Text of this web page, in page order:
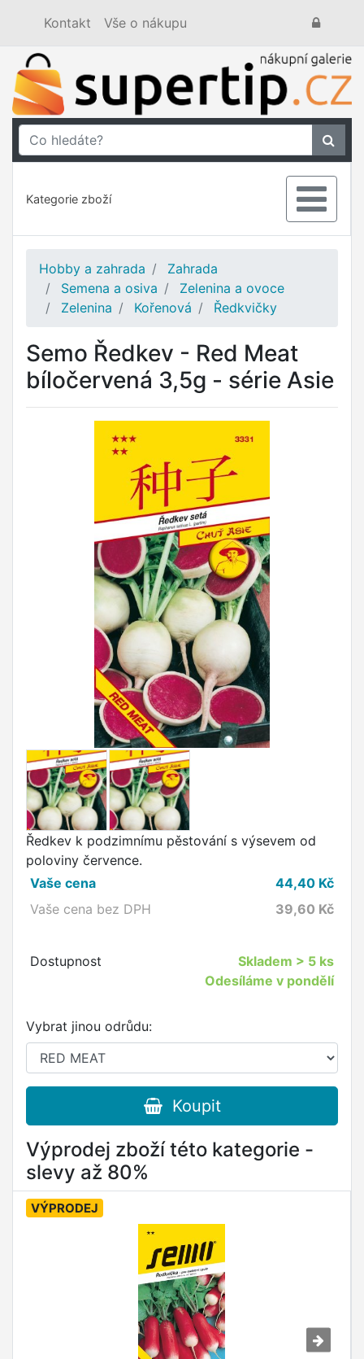
Kontakt Vše o nákupu
Kategorie zboží
Hobby a zahrada
Zahrada
Semena a osiva
Zelenina a ovoce
Zelenina
Kořenová Ředkvičky
Semo Ředkev - Red Meat
bíločervená 3,5g - série Asie
Ředkev k podzimnímu pěstování s výsevem od
poloviny července.
Vaše cena
44,40 Kč
Vaše cena bez DPH
39,60 Kč
Dostupnost Skladem > 5 ks
Odesíláme v pondělí
Vybrat jinou odrůdu:
Koupit
Výprodej zboží této kategorie -
slevy až 80%
VÝPRODEJ